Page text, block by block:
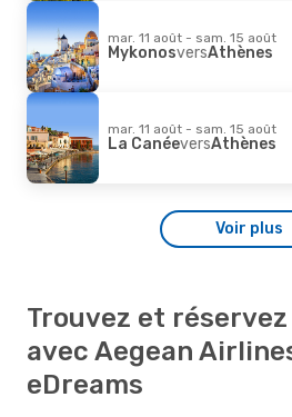
mar. 11 août - sam. 15 août
MykonosversAthènes
mar. 11 août - sam. 15 août
La CanéeversAthènes
Voir plus
Trouvez et
avec Aegean
eDreams